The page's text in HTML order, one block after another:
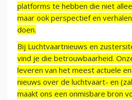
platforms te hebben die niet
maar ook perspectief en
doen.
Bij Luchtvaartnieuws en
vind je die betrouwbaarheid.
leveren van het meest actuele
nieuws over de luchtvaart- en
maakt ons een onmisbare bron